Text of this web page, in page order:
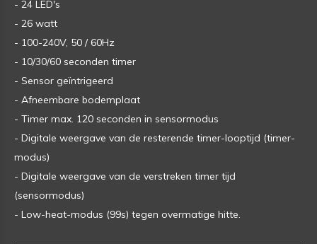
- 24 LED's
- 26 watt
- 100-240V, 50 / 60Hz
- 10/30/60 seconden timer
- Sensor geïntrigeerd
- Afneembare bodemplaat
- Timer max. 120 seconden in sensormodus
- Digitale weergave van de resterende timer-looptijd (timer-
modus)
- Digitale weergave van de verstreken timer tijd
(sensormodus)
- Low-heat-modus (99s) tegen overmatige hitte.